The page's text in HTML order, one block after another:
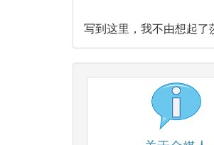
写到这里，我不由想起了